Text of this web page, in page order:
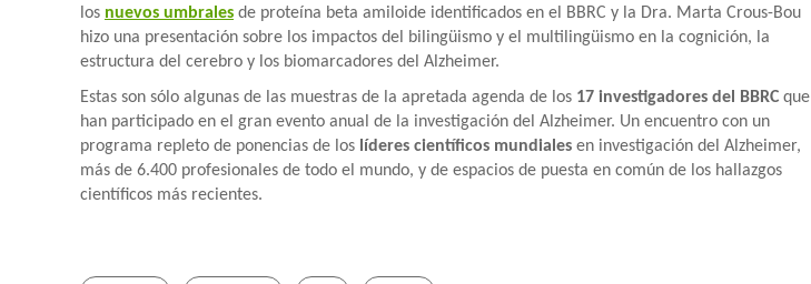
los nuevos umbrales de proteína beta amiloide identificados en el BBRC y la Dra. Marta Crous-Bou
hizo una presentación sobre los impactos del bilingüismo y el multilingüismo en la cognición, la
estructura del cerebro y los biomarcadores del Alzheimer.
Estas son sólo algunas de las muestras de la apretada agenda de los 17 investigadores del BBRC que
han participado en el gran evento anual de la investigación del Alzheimer. Un encuentro con un
programa repleto de ponencias de los líderes científicos mundiales en investigación del Alzheimer,
más de 6.400 profesionales de todo el mundo, y de espacios de puesta en común de los hallazgos
científicos más recientes.